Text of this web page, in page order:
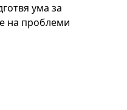
ума за
на проблеми